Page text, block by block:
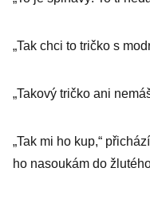
„Tak chci to tričko s
„Takový tričko ani
„Tak mi ho kup,“
ho nasoukám do